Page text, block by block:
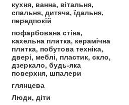
кухня, ванна, вітальня,
спальня, дитяча, їдальня,
передпокій
пофарбована стіна,
кахельна плитка, керамічна
плитка, побутова техніка,
двері, меблі, пластик, скло,
дзеркало, будь-яка
поверхня, шпалери
глянцева
Люди, діти